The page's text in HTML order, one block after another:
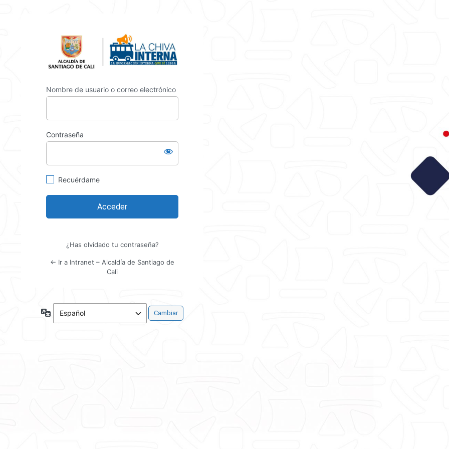
Nombre de usuario o correo electrónico
Contraseña
Recuérdame
¿Has olvidado tu contraseña?
← Ir a Intranet – Alcaldía de Santiago de
Cali
Idioma